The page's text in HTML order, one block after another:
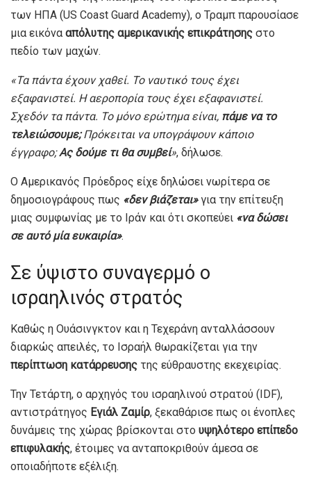
των ΗΠΑ (US Coast Guard Academy), ο Τραμπ παρουσίασε
μια εικόνα απόλυτης αμερικανικής επικράτησης στο
πεδίο των μαχών.
«Τα πάντα έχουν χαθεί. Το ναυτικό τους έχει
εξαφανιστεί. Η αεροπορία τους έχει εξαφανιστεί.
Σχεδόν τα πάντα. Το μόνο ερώτημα είναι, πάμε να το
τελειώσουμε;Πρόκειται να υπογράψουν κάποιο
έγγραφο;Ας δούμε τι θα συμβεί», δήλωσε.
Ο Αμερικανός Πρόεδρος είχε δηλώσει νωρίτερα σε
δημοσιογράφους πως «δεν βιάζεται»για την επίτευξη
μιας συμφωνίας με το Ιράν και ότι σκοπεύει «να δώσει
σε αυτό μία ευκαιρία».
Σε ύψιστο συναγερμό ο
ισραηλινός στρατός
Καθώς η Ουάσινγκτον και η Τεχεράνη ανταλλάσσουν
διαρκώς απειλές, το Ισραήλ θωρακίζεται για την
περίπτωση κατάρρευσης της εύθραυστης εκεχειρίας.
Την Τετάρτη, ο αρχηγός του ισραηλινού στρατού (IDF),
αντιστράτηγος Εγιάλ Ζαμίρ, ξεκαθάρισε πως οι ένοπλες
δυνάμεις της χώρας βρίσκονται στο υψηλότερο επίπεδο
επιφυλακής, έτοιμες να ανταποκριθούν άμεσα σε
οποιαδήποτε εξέλιξη.